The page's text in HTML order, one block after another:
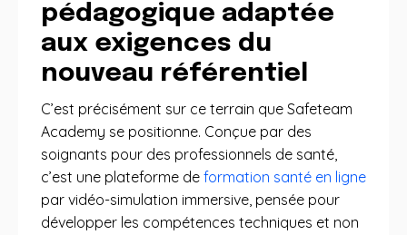
pédagogique adaptée
aux exigences du
nouveau référentiel
C’est précisément sur ce terrain que Safeteam
Academy se positionne. Conçue par des
soignants pour des professionnels de santé,
c’est une plateforme de formation santé en ligne
par vidéo-simulation immersive, pensée pour
développer les compétences techniques et non